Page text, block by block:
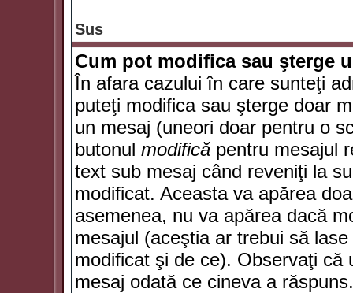
Sus
Cum pot modifica sau şterge
În afara cazului în care sunteţi
puteţi modifica sau şterge doar
un mesaj (uneori doar pentru o
butonul modifică pentru mesajul
text sub mesaj când reveniţi la
modificat. Aceasta va apărea
asemenea, nu va apărea dacă
mesajul (aceştia ar trebui să
modificat şi de ce). Observaţi că
mesaj odată ce cineva a răspuns.